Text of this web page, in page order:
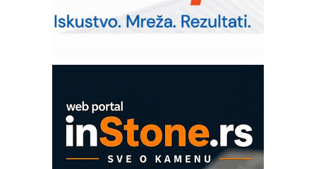
RMQ-TITAN ADVANCED INDICATOR
– Pametna signalizacija za efikasnije
upravljanje mašinama
era CNC merenja
Proizvodnja iC7 Hybrid 1500 VDC
mrežnog pretvarača sa tečnim
hlađenjem
COMBYPACK